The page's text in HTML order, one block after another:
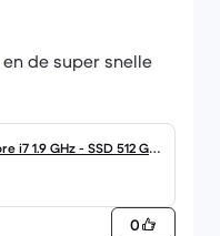
de super snelle
i7 1.9 GHz - SSD 512 GB -
0